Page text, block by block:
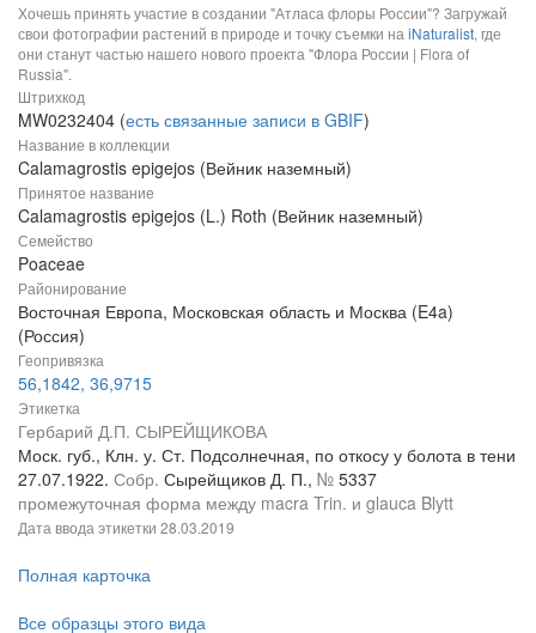
Хочешь принять участие в создании "Атласа флоры России"? Загружай
свои фотографии растений в природе и точку съемки на iNaturalist, где
они станут частью нашего нового проекта "Флора России | Flora of
Russia".
Штрихкод
MW0232404 (есть связанные записи в GBIF)
Название в коллекции
Calamagrostis epigejos (Вейник наземный)
Принятое название
Calamagrostis epigejos (L.) Roth (Вейник наземный)
Семейство
Poaceae
Районирование
Восточная Европа, Московская область и Москва (E4a)
(Россия)
Геопривязка
56,1842, 36,9715
Этикетка
Гербарий Д.П. СЫРЕЙЩИКОВА
Моск. губ., Клн. у. Ст. Подсолнечная, по откосу у болота в тени
27.07.1922. Собр. Сырейщиков Д. П., № 5337
промежуточная форма между macra Trin. и glauca Blytt
Дата ввода этикетки 28.03.2019
Полная карточка
Все образцы этого вида